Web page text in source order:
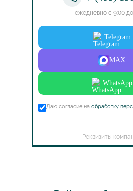
ежедневно с 9:00
Telegram
MAX
WhatsApp
Даю согласие на обработку
Реквизиты